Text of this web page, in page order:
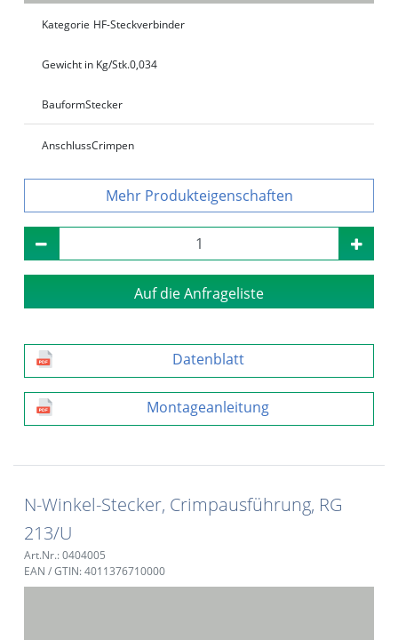
Kategorie HF-Steckverbinder
Gewicht in Kg/Stk.0,034
BauformStecker
AnschlussCrimpen
Produkteigenschaften
Auf die Anfrageliste
Datenblatt
Montageanleitung
N-Winkel-Stecker, Crimpausführung, RG
213/U
Art.Nr.: 0404005
EAN / GTIN: 4011376710000